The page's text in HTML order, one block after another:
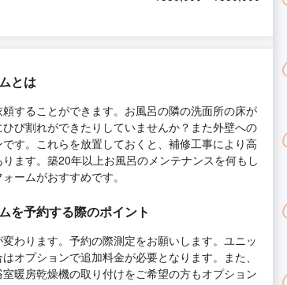
とは
することができます。お風呂の隣の洗面所の床が
び割れができたりしていませんか？また外壁への
す。これらを放置しておくと、補修工事により高
ます。築20年以上お風呂のメンテナンスを何もし
ームがおすすめです。
を予約する際のポイント
わります。予約の際測定をお願いします。ユニッ
オプションで追加料金が必要となります。また、
暖房乾燥機の取り付けをご希望の方もオプション